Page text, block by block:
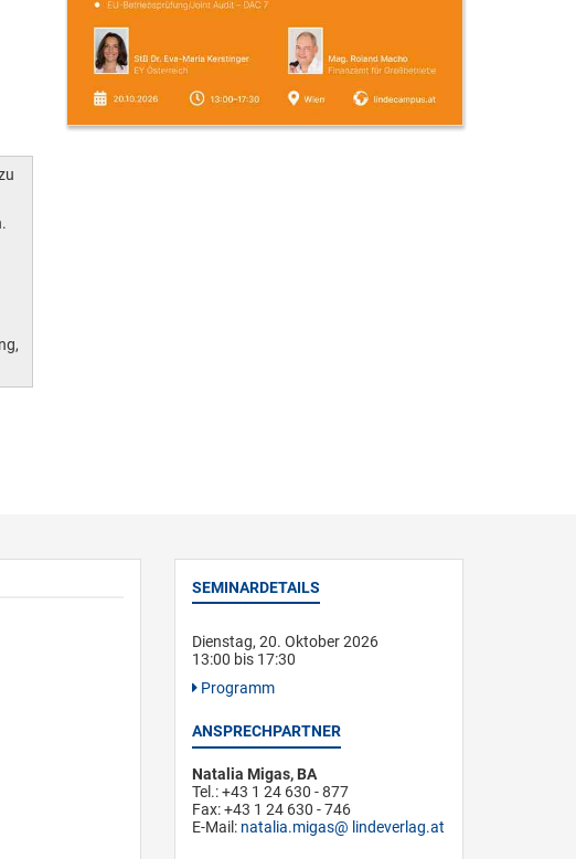
SEMINARDETAILS
Dienstag, 20. Oktober 2026
13:00 bis 17:30
Programm
ANSPRECHPARTNER
Natalia Migas, BA
Tel.: +43 1 24 630 - 877
Fax: +43 1 24 630 - 746
E-Mail: natalia.migas lindeverlag.at